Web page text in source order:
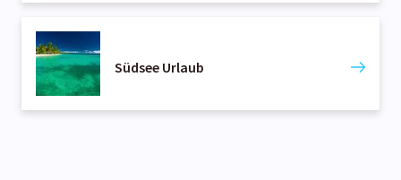
Südsee Urlaub